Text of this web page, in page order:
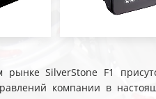
рынке SilverStone F1
компании в